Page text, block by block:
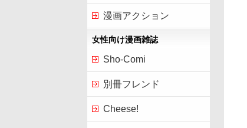
漫画アクション
女性向け漫画雑誌
Sho-Comi
別冊フレンド
Cheese!